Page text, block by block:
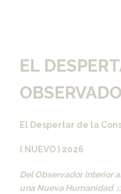
EL
El Despertar de la
( NUEVO ) 2026
Del Observador Interior
una Nueva Humanidad